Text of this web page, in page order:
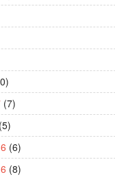
(7)
(5)
(6)
(8)